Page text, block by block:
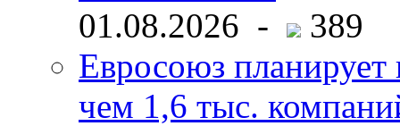
01.08.2026 -
389
Евросоюз планирует
чем 1,6 тыс.